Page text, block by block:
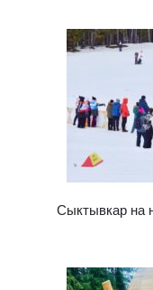
Сыктывкар на